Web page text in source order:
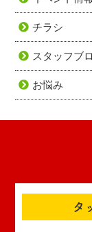
チラシ
スタッフブ
お悩み
タ